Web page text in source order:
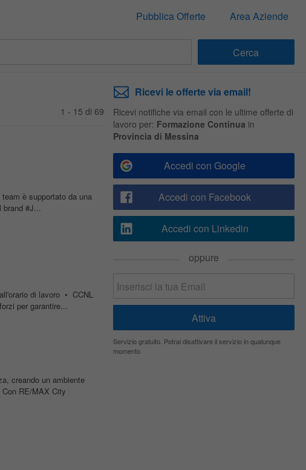
Pubblica Offerte Area Aziende
1 - 15 di 69
è supportato da una
#J...
di lavoro • CCNL
per garantire...
creando un ambiente
RE/MAX City
Ricevi le offerte via email!
Ricevi notifiche via email con le ultime offerte di
lavoro per: Formazione Continua in
Provincia di Messina
Accedi con Google
Accedi con Facebook
Accedi con Linkedin
oppure
Servizio gratuito. Potrai disattivare il servizio in qualunque
momento